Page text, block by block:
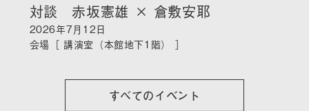
対談 赤坂憲雄 × 倉敷安耶
2026年7月12日
会場［ 講演室（本館地下1階） ］
すべてのイベント